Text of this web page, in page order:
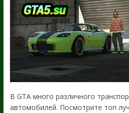
В GTA много различного
автомобилей. Посмотрите топ